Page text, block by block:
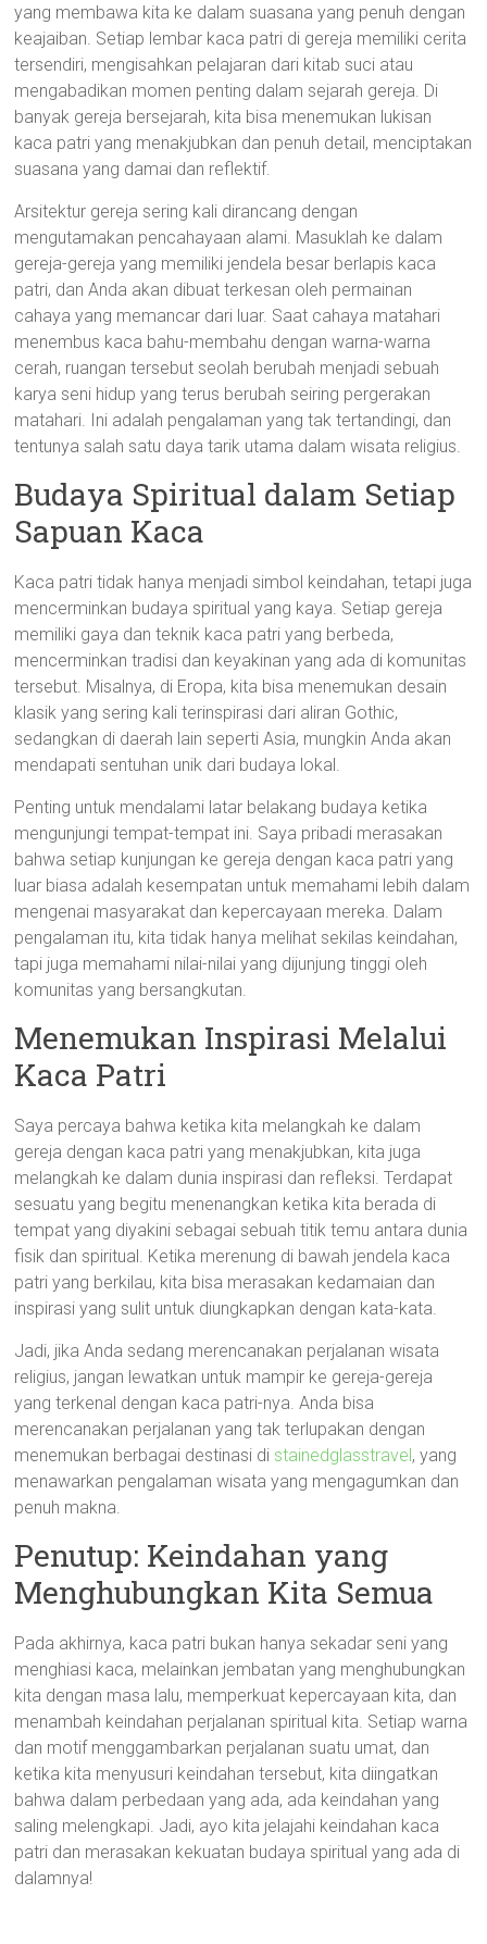
yang membawa kita ke dalam suasana yang penuh dengan
keajaiban. Setiap lembar kaca patri di gereja memiliki cerita
tersendiri, mengisahkan pelajaran dari kitab suci atau
mengabadikan momen penting dalam sejarah gereja. Di
banyak gereja bersejarah, kita bisa menemukan lukisan
kaca patri yang menakjubkan dan penuh detail, menciptakan
suasana yang damai dan reflektif.
Arsitektur gereja sering kali dirancang dengan
mengutamakan pencahayaan alami. Masuklah ke dalam
gereja-gereja yang memiliki jendela besar berlapis kaca
patri, dan Anda akan dibuat terkesan oleh permainan
cahaya yang memancar dari luar. Saat cahaya matahari
menembus kaca bahu-membahu dengan warna-warna
cerah, ruangan tersebut seolah berubah menjadi sebuah
karya seni hidup yang terus berubah seiring pergerakan
matahari. Ini adalah pengalaman yang tak tertandingi, dan
tentunya salah satu daya tarik utama dalam wisata religius.
Budaya Spiritual dalam Setiap
Sapuan Kaca
Kaca patri tidak hanya menjadi simbol keindahan, tetapi juga
mencerminkan budaya spiritual yang kaya. Setiap gereja
memiliki gaya dan teknik kaca patri yang berbeda,
mencerminkan tradisi dan keyakinan yang ada di komunitas
tersebut. Misalnya, di Eropa, kita bisa menemukan desain
klasik yang sering kali terinspirasi dari aliran Gothic,
sedangkan di daerah lain seperti Asia, mungkin Anda akan
mendapati sentuhan unik dari budaya lokal.
Penting untuk mendalami latar belakang budaya ketika
mengunjungi tempat-tempat ini. Saya pribadi merasakan
bahwa setiap kunjungan ke gereja dengan kaca patri yang
luar biasa adalah kesempatan untuk memahami lebih dalam
mengenai masyarakat dan kepercayaan mereka. Dalam
pengalaman itu, kita tidak hanya melihat sekilas keindahan,
tapi juga memahami nilai-nilai yang dijunjung tinggi oleh
komunitas yang bersangkutan.
Menemukan Inspirasi Melalui
Kaca Patri
Saya percaya bahwa ketika kita melangkah ke dalam
gereja dengan kaca patri yang menakjubkan, kita juga
melangkah ke dalam dunia inspirasi dan refleksi. Terdapat
sesuatu yang begitu menenangkan ketika kita berada di
tempat yang diyakini sebagai sebuah titik temu antara dunia
fisik dan spiritual. Ketika merenung di bawah jendela kaca
patri yang berkilau, kita bisa merasakan kedamaian dan
inspirasi yang sulit untuk diungkapkan dengan kata-kata.
Jadi, jika Anda sedang merencanakan perjalanan wisata
religius, jangan lewatkan untuk mampir ke gereja-gereja
yang terkenal dengan kaca patri-nya. Anda bisa
merencanakan perjalanan yang tak terlupakan dengan
menemukan berbagai destinasi di stainedglasstravel, yang
menawarkan pengalaman wisata yang mengagumkan dan
penuh makna.
Penutup: Keindahan yang
Menghubungkan Kita Semua
Pada akhirnya, kaca patri bukan hanya sekadar seni yang
menghiasi kaca, melainkan jembatan yang menghubungkan
kita dengan masa lalu, memperkuat kepercayaan kita, dan
menambah keindahan perjalanan spiritual kita. Setiap warna
dan motif menggambarkan perjalanan suatu umat, dan
ketika kita menyusuri keindahan tersebut, kita diingatkan
bahwa dalam perbedaan yang ada, ada keindahan yang
saling melengkapi. Jadi, ayo kita jelajahi keindahan kaca
patri dan merasakan kekuatan budaya spiritual yang ada di
dalamnya!